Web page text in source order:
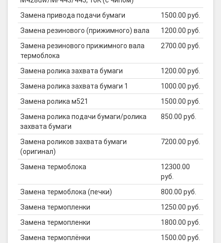
Замена привода подачи бумаги
1500.00 руб.
Замена резинового (прижимного) вала
1200.00 руб.
Замена резинового прижимного вала
термоблока
2700.00 руб.
Замена ролика захвата бумаги
1200.00 руб.
Замена ролика захвата бумаги 1
1000.00 руб.
Замена ролика м521
1500.00 руб.
Замена ролика подачи бумаги/ролика
захвата бумаги
850.00 руб.
Замена роликов захвата бумаги
(оригинал)
7200.00 руб.
Замена термоблока
12300.00
руб.
Замена термоблока (печки)
800.00 руб.
Замена термопленки
1250.00 руб.
Замена термопленки
1800.00 руб.
Замена термоплёнки
1500.00 руб.